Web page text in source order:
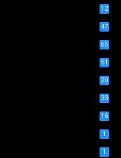
12
47
65
51
20
33
16
1
1